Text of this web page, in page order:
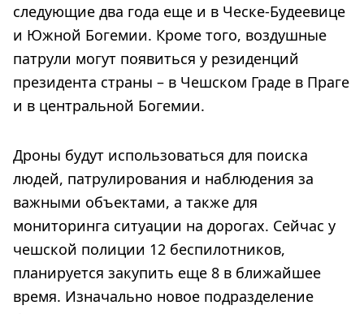
следующие два года еще и в Ческе-Будеевице
и Южной Богемии. Кроме того, воздушные
патрули могут появиться у резиденций
президента страны – в Чешском Граде в Праге
и в центральной Богемии.
Дроны будут использоваться для поиска
людей, патрулирования и наблюдения за
важными объектами, а также для
мониторинга ситуации на дорогах. Сейчас у
чешской полиции 12 беспилотников,
планируется закупить еще 8 в ближайшее
время. Изначально новое подразделение